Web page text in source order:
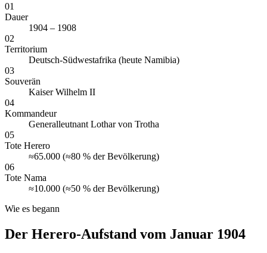
01
Dauer
1904 – 1908
02
Territorium
Deutsch-Südwestafrika (heute Namibia)
03
Souverän
Kaiser Wilhelm II
04
Kommandeur
Generalleutnant Lothar von Trotha
05
Tote Herero
≈65.000 (≈80 % der Bevölkerung)
06
Tote Nama
≈10.000 (≈50 % der Bevölkerung)
Wie es begann
Der Herero-Aufstand vom Januar 1904